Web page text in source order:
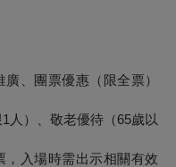
、團票優惠（限全票）
人）、敬老優待（65歲以
入場時需出示相關有效